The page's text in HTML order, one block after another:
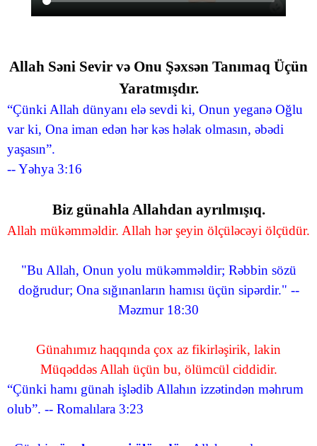
Allah Səni Sevir və Onu Şəxsən Tanımaq Üçün
Yaratmışdır.
“Çünki Allah dünyanı elə sevdi ki, Onun yeganə Oğlu
var ki, Ona iman edən hər kəs həlak olmasın, əbədi
yaşasın”.
-- Yəhya 3:16
Biz günahla Allahdan ayrılmışıq.
Allah mükəmməldir. Allah hər şeyin ölçüləcəyi ölçüdür.
"Bu Allah, Onun yolu mükəmməldir; Rəbbin sözü
doğrudur; Ona sığınanların hamısı üçün sipərdir." --
Məzmur 18:30
Günahımız haqqında çox az fikirləşirik, lakin
Müqəddəs Allah üçün bu, ölümcül ciddidir.
“Çünki hamı günah işlədib Allahın izzətindən məhrum
olub”. -- Romalılara 3:23